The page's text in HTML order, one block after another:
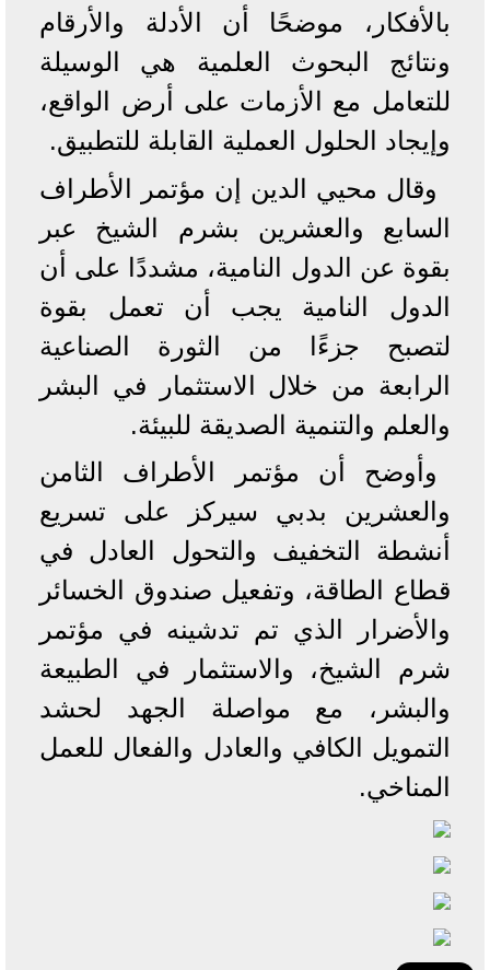
بالأفكار، موضحًا أن الأدلة والأرقام
ونتائج البحوث العلمية هي الوسيلة
للتعامل مع الأزمات على أرض الواقع،
وإيجاد الحلول العملية القابلة للتطبيق.
وقال محيي الدين إن مؤتمر الأطراف
السابع والعشرين بشرم الشيخ عبر
بقوة عن الدول النامية، مشددًا على أن
الدول النامية يجب أن تعمل بقوة
لتصبح جزءًا من الثورة الصناعية
الرابعة من خلال الاستثمار في البشر
والعلم والتنمية الصديقة للبيئة.
وأوضح أن مؤتمر الأطراف الثامن
والعشرين بدبي سيركز على تسريع
أنشطة التخفيف والتحول العادل في
قطاع الطاقة، وتفعيل صندوق الخسائر
والأضرار الذي تم تدشينه في مؤتمر
شرم الشيخ، والاستثمار في الطبيعة
والبشر، مع مواصلة الجهد لحشد
التمويل الكافي والعادل والفعال للعمل
المناخي.